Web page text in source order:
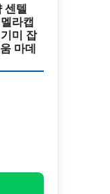
센텔
라캡
미 잡
마데